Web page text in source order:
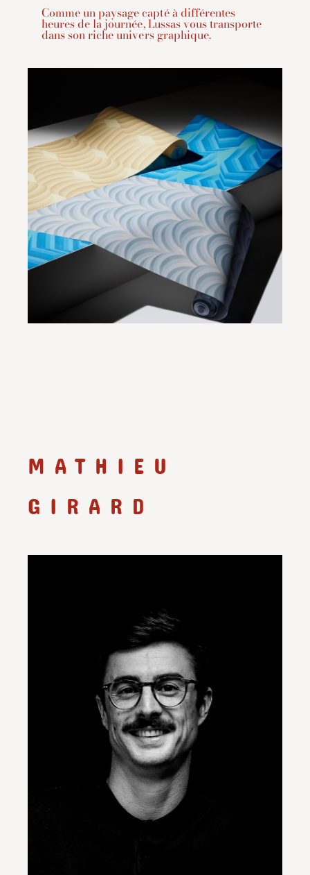
Comme un paysage capté à différentes
heures de la journée, Lussas vous transporte
dans son riche univers graphique.
MATHIEU
GIRARD